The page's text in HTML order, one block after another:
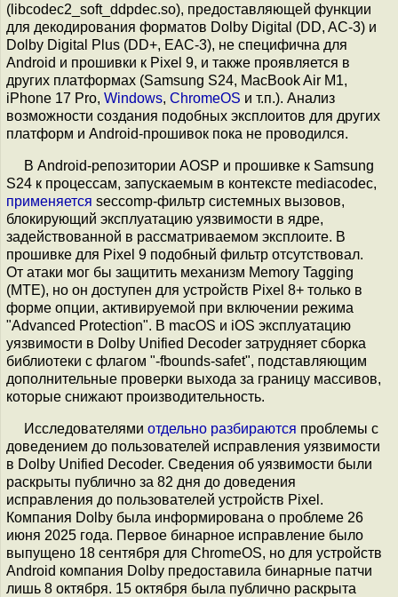
(libcodec2_soft_ddpdec.so), предоставляющей функции
для декодирования форматов Dolby Digital (DD, AC-3) и
Dolby Digital Plus (DD+, EAC-3), не специфична для
Android и прошивки к Pixel 9, и также проявляется в
других платформах (Samsung S24, MacBook Air M1,
iPhone 17 Pro, Windows, ChromeOS и т.п.). Анализ
возможности создания подобных эксплоитов для других
платформ и Android-прошивок пока не проводился.
В Android-репозитории AOSP и прошивке к Samsung
S24 к процессам, запускаемым в контексте mediacodec,
применяется seccomp-фильтр системных вызовов,
блокирующий эксплуатацию уязвимости в ядре,
задействованной в рассматриваемом эксплоите. В
прошивке для Pixel 9 подобный фильтр отсутствовал.
От атаки мог бы защитить механизм Memory Tagging
(MTE), но он доступен для устройств Pixel 8+ только в
форме опции, активируемой при включении режима
"Advanced Protection". В macOS и iOS эксплуатацию
уязвимости в Dolby Unified Decoder затрудняет сборка
библиотеки с флагом "-fbounds-safet", подставляющим
дополнительные проверки выхода за границу массивов,
которые снижают производительность.
Исследователями отдельно разбираются проблемы с
доведением до пользователей исправления уязвимости
в Dolby Unified Decoder. Сведения об уязвимости были
раскрыты публично за 82 дня до доведения
исправления до пользователей устройств Pixel.
Компания Dolby была информирована о проблеме 26
июня 2025 года. Первое бинарное исправление было
выпущено 18 сентября для ChromeOS, но для устройств
Android компания Dolby предоставила бинарные патчи
лишь 8 октября. 15 октября была публично раскрыта